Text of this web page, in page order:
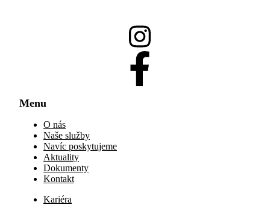
Menu
O nás
Naše služby
Navíc poskytujeme
Aktuality
Dokumenty
Kontakt
Kariéra